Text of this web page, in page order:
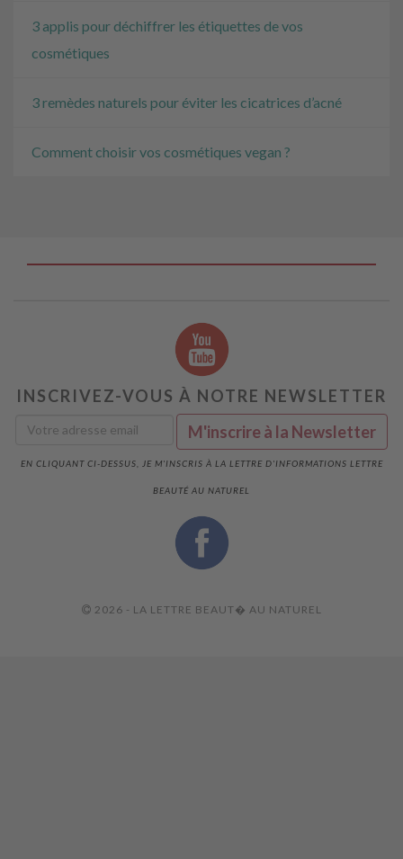
3 applis pour déchiffrer les étiquettes de vos
cosmétiques
3 remèdes naturels pour éviter les cicatrices d’acné
Comment choisir vos cosmétiques vegan ?
INSCRIVEZ-VOUS À NOTRE NEWSLETTER
EN CLIQUANT CI-DESSUS, JE M'INSCRIS À LA LETTRE D'INFORMATIONS LETTRE
BEAUTÉ AU NATUREL
2026 - LA LETTRE BEAUT� AU NATUREL